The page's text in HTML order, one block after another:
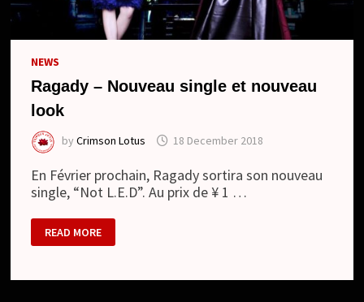
NEWS
Ragady – Nouveau single et nouveau
look
byCrimson Lotus 18 December 2018
En Février prochain, Ragady sortira son nouveau
single, “Not L.E.D”. Au prix de ¥ 1 …
RAGADY
–
NOUVEAU
NOUVEAU
READ MORE